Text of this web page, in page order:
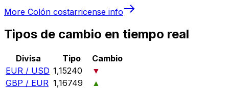
More Colón costarricense info
Tipos de cambio en tiempo real
Divisa Tipo
Cambio
EUR / USD 1,15240
▼
GBP / EUR 1,16749
▲